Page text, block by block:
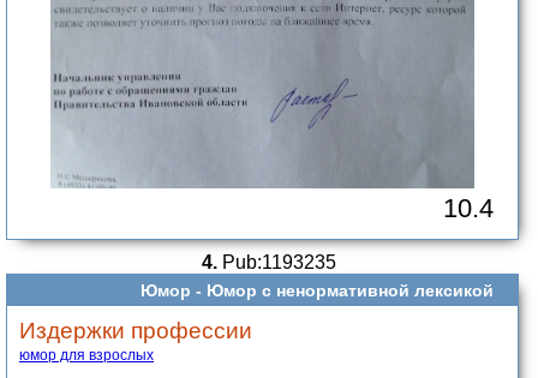
10.4
4. Pub:1193235
Юмор - Юмор с ненормативной лексикой
Издержки профессии
юмор для взрослых